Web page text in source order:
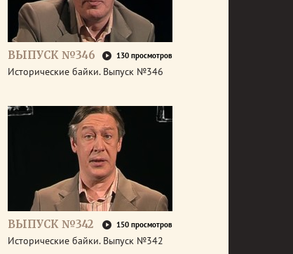
ВЫПУСК №346 130 просмотров
Исторические байки. Выпуск №346
ВЫПУСК №342 150 просмотров
Исторические байки. Выпуск №342